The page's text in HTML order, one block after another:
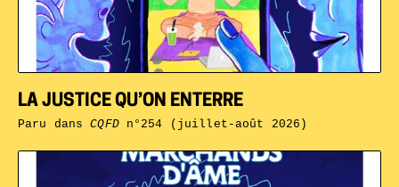
LA JUSTICE QU’ON ENTERRE
Paru dansCQFDn°254 (juillet-août 2026)